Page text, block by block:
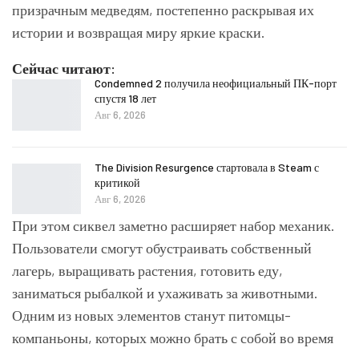
призрачным медведям, постепенно раскрывая их
истории и возвращая миру яркие краски.
Сейчас читают:
Condemned 2 получила неофициальный ПК-порт
спустя 18 лет
Авг 6, 2026
The Division Resurgence стартовала в Steam с
критикой
Авг 6, 2026
При этом сиквел заметно расширяет набор механик.
Пользователи смогут обустраивать собственный
лагерь, выращивать растения, готовить еду,
заниматься рыбалкой и ухаживать за животными.
Одним из новых элементов станут питомцы-
компаньоны, которых можно брать с собой во время